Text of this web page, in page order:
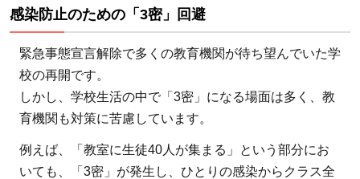
緊急
給付
金
（大
学・
短
大・
専門
感染防止のための「3密」回避
緊急事態宣言解除で多くの教育機関が待ち望んでいた学
校の再開です。
しかし、学校生活の中で「3密」になる場面は多く、教
育機関も対策に苦慮しています。
例えば、「教室に生徒40人が集まる」という部分にお
いても、「3密」が発生し、ひとりの感染からクラス全